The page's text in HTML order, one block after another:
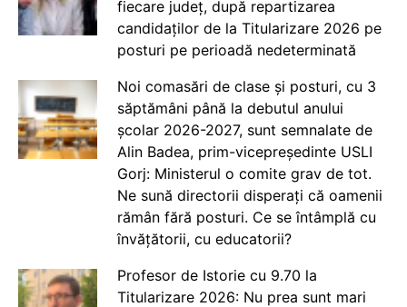
fiecare județ, după repartizarea
candidaților de la Titularizare 2026 pe
posturi pe perioadă nedeterminată
Noi comasări de clase și posturi, cu 3
săptămâni până la debutul anului
școlar 2026-2027, sunt semnalate de
Alin Badea, prim-vicepreședinte USLI
Gorj: Ministerul o comite grav de tot.
Ne sună directorii disperați că oamenii
rămân fără posturi. Ce se întâmplă cu
învățătorii, cu educatorii?
Profesor de Istorie cu 9.70 la
Titularizare 2026: Nu prea sunt mari